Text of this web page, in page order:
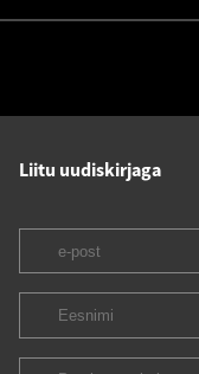
Liitu uudiskirjaga